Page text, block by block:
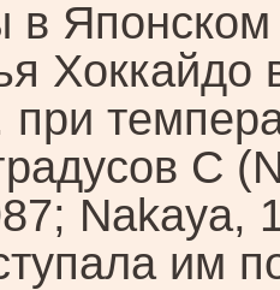
в
Хоккайдо
при
С
Nakaya,
им